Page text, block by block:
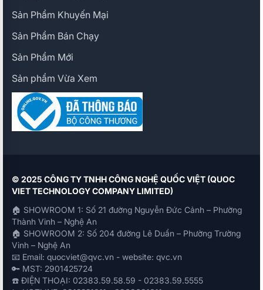
Sản Phẩm Khuyến Mại
Sản Phẩm Bán Chạy
Sản Phẩm Mới
Sản phẩm Vừa Xem
© 2025 CÔNG TY TNHH CÔNG NGHỆ QUỐC VIỆT (QUOC
VIET TECHNOLOGY COMPANY LIMITED)
🏠 SHOWROOM 1: Số 21 đường Nguyễn Đức Cảnh – Phường
Thành Vinh – Nghệ An
🏠 SHOWROOM 2: Số 204 đường Lê Duẩn – Phường Trường
Vinh – Nghệ An
📧 Email: quocviet@qvc.vn - website: qvc.vn
🔑 MST: 2901425724
☎️ ĐIỆN THOẠI: 02383.59.58.59 - 02383.59.5555